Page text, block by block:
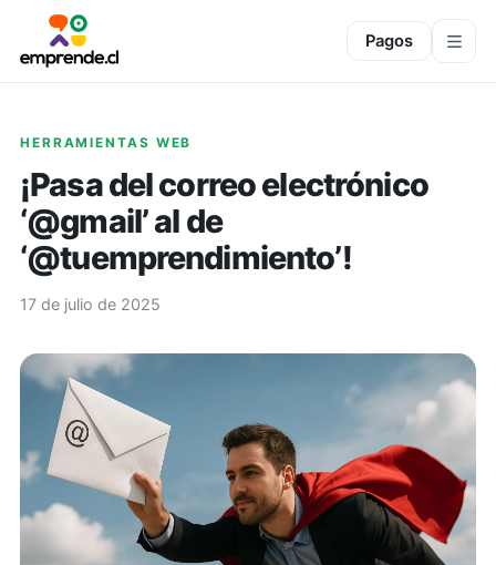
Pagos
HERRAMIENTAS WEB
¡Pasa del correo electrónico
‘@gmail’ al de
‘@tuemprendimiento’!
17 de julio de 2025